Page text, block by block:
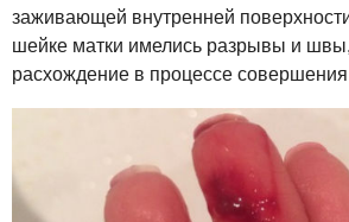
заживающей внутренней
шейке матки имелись разрывы и
расхождение в процессе совершения